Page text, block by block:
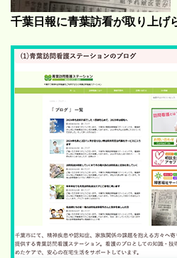
千葉日報に青葉訪看が取り上げ